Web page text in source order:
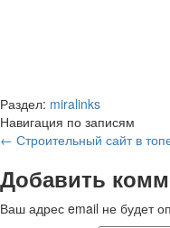
Раздел: miralinks
Навигация по записям
← Строительный сайт в
Добавить
Ваш адрес email не будет